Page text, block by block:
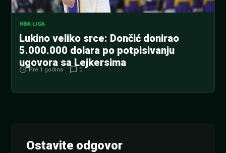
NBA LIGA
Lukino veliko srce: Dončić donirao
5.000.000 dolara po potpisivanju
ugovora sa Lejkersima
Pre 1 godina 0
Ostavite odgovor